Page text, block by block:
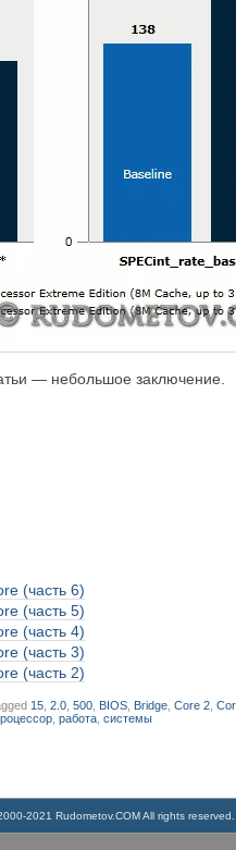
— небольшое заключение.
(часть 6)
(часть 5)
(часть 4)
(часть 3)
(часть 2)
15 ,2.0 ,500 BIOS Bridge ,Core 2 ,
,работа ,системы
2021 Rudometov.COM All rights reserved.